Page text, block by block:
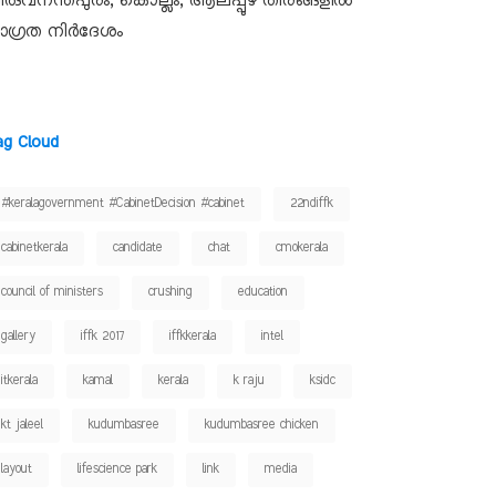
നിർദേശം
Cloud
#keralagovernment #CabinetDecision #cabinet 22ndiffk
cabinetkerala candidate chat cmokerala
council of ministers crushing education
gallery iffk 2017 iffkkerala intel
itkerala kamal kerala k raju ksidc
kt jaleel kudumbasree kudumbasree chicken
layout lifescience park link media